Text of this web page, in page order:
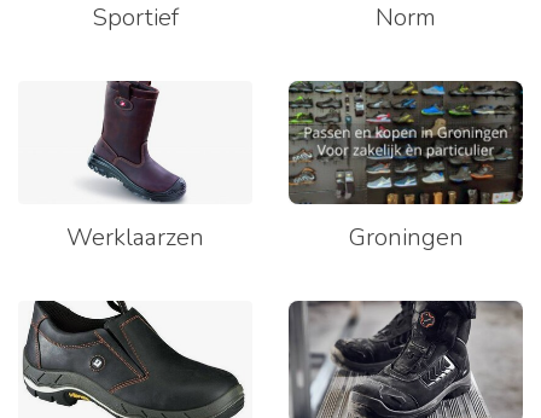
Sportief Norm
Werklaarzen Groningen